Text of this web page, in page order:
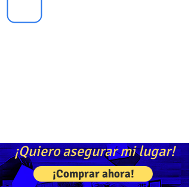
¡Quiero asegurar mi lugar!
¡Comprar ahora!